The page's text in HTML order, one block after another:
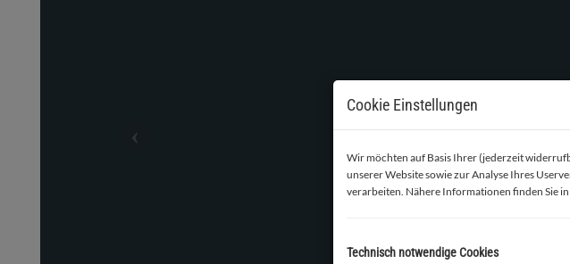
Cookie Einstellungen
Wir möchten auf Basis Ihrer (jederzeit
unserer Website sowie zur Analyse Ihres
verarbeiten. Nähere Informationen finden Sie
Technisch notwendige Cookies